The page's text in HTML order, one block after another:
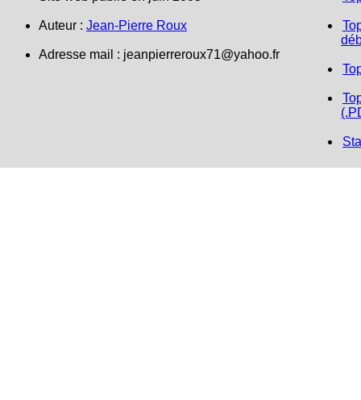
Auteur : Jean-Pierre Roux
Adresse mail : jeanpierreroux71@yahoo.fr